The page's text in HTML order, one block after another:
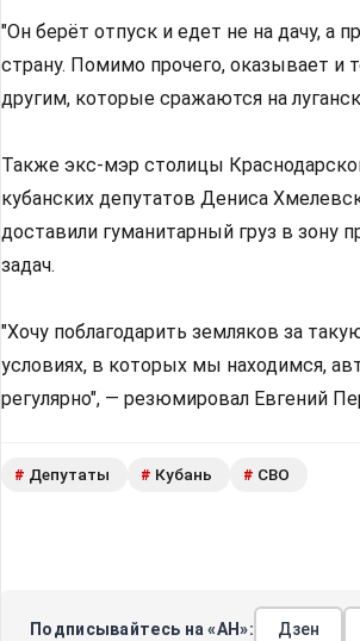
"Он берёт отпуск и едет не на дачу,
страну. Помимо прочего, оказывает
другим, которые сражаются на
Также экс-мэр столицы
кубанских депутатов Дениса
доставили гуманитарный груз в
задач.
"Хочу поблагодарить земляков за
условиях, в которых мы находимся,
регулярно", — резюмировал Евгений
# Депутаты # Кубань # СВО
Подписывайтесь на «АН»: Дзен